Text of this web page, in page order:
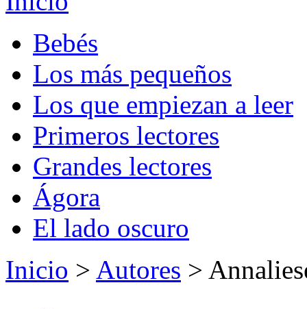
Bebés
Los más pequeños
Los que empiezan a leer
Primeros lectores
Grandes lectores
Ágora
El lado oscuro
Inicio > Autores >